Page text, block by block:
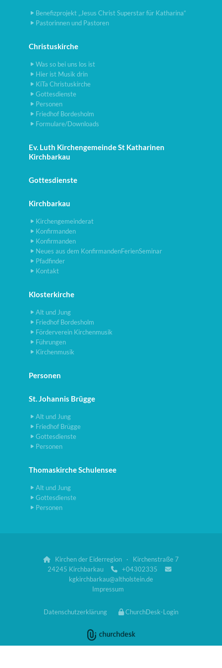
Benefizprojekt „Jesus Christ Superstar für Katharina“
Pastorinnen und Pastoren
Christuskirche
Was so bei uns los ist
Hier ist Musik drin
KiTa Christuskirche
Gottesdienste
Personen
Friedhof Bordesholm
Formulare/Downloads
Ev. Luth Kirchengemeinde St Katharinen
Kirchbarkau
Gottesdienste
Kirchbarkau
Kirchengemeinderat
Konfirmanden
Konfirmanden
Neues aus dem KonfirmandenFerienSeminar
Pfadfinder
Kontakt
Klosterkirche
Alt und Jung
Friedhof Bordesholm
Förderverein Kirchenmusik
Führungen
Kirchenmusik
Personen
St. Johannis Brügge
Alt und Jung
Friedhof Brügge
Gottesdienste
Personen
Thomaskirche Schulensee
Alt und Jung
Gottesdienste
Personen

Kirchen der Eiderregion · Kirchenstraße 7
24245 Kirchbarkau
 +04302335 
kgkirchbarkau@altholstein.de
Impressum
Datenschutzerklärung ChurchDesk-Login